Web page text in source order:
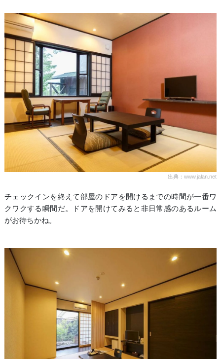
出典：www.jalan.net
チェックインを終えて部屋のドアを開けるまでの時間が一番ワ
クワクする瞬間だ。ドアを開けてみると非日常感のあるルーム
がお待ちかね。